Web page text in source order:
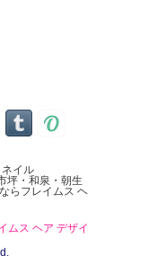
イル
坪・和泉・朝生
らフレイムス ヘ
ムス ヘア デザイ